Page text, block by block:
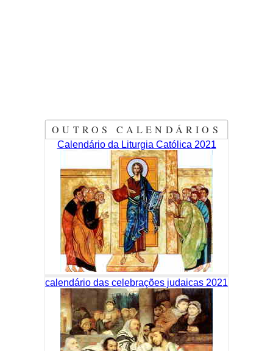
OUTROS CALENDÁRIOS
Calendário da Liturgia Católica 2021
calendário das celebrações judaicas 2021